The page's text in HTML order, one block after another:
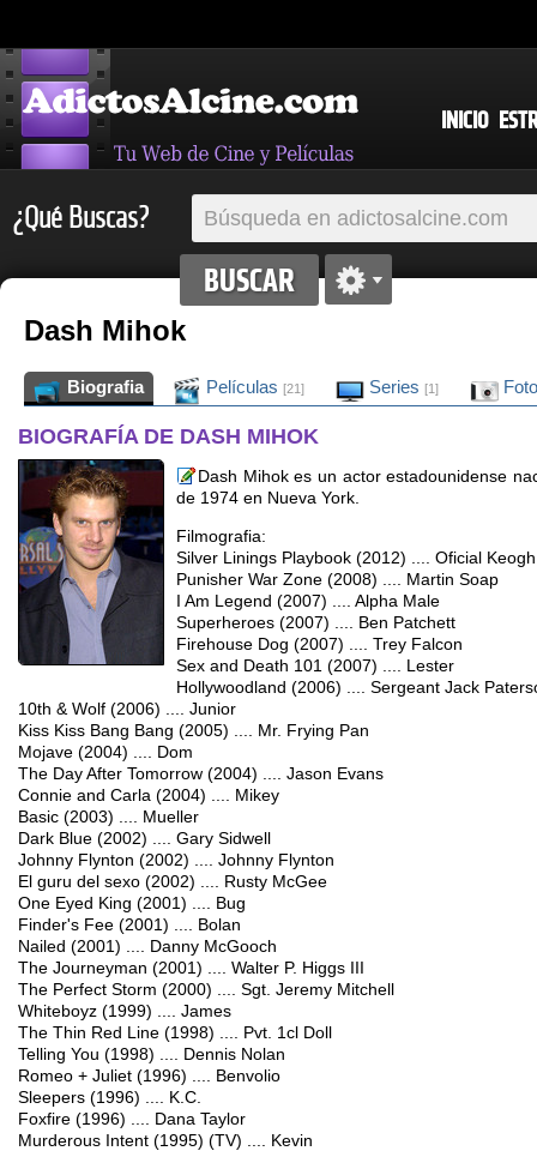
INICIO
¿Qué Buscas?
Dash Mihok
Biografia Películas [21] Series [1]
BIOGRAFÍA DE DASH MIHOK
Dash Mihok es un actor estadounidense
de 1974 en Nueva York.
Filmografia:
Silver Linings Playbook (2012) .... Oficial Keogh
Punisher War Zone (2008) .... Martin Soap
I Am Legend (2007) .... Alpha Male
Superheroes (2007) .... Ben Patchett
Firehouse Dog (2007) .... Trey Falcon
Sex and Death 101 (2007) .... Lester
Hollywoodland (2006) .... Sergeant Jack
10th & Wolf (2006) .... Junior
Kiss Kiss Bang Bang (2005) .... Mr. Frying Pan
Mojave (2004) .... Dom
The Day After Tomorrow (2004) .... Jason Evans
Connie and Carla (2004) .... Mikey
Basic (2003) .... Mueller
Dark Blue (2002) .... Gary Sidwell
Johnny Flynton (2002) .... Johnny Flynton
El guru del sexo (2002) .... Rusty McGee
One Eyed King (2001) .... Bug
Finder's Fee (2001) .... Bolan
Nailed (2001) .... Danny McGooch
The Journeyman (2001) .... Walter P. Higgs III
The Perfect Storm (2000) .... Sgt. Jeremy Mitchell
Whiteboyz (1999) .... James
The Thin Red Line (1998) .... Pvt. 1cl Doll
Telling You (1998) .... Dennis Nolan
Romeo + Juliet (1996) .... Benvolio
Sleepers (1996) .... K.C.
Foxfire (1996) .... Dana Taylor
Murderous Intent (1995) (TV) .... Kevin